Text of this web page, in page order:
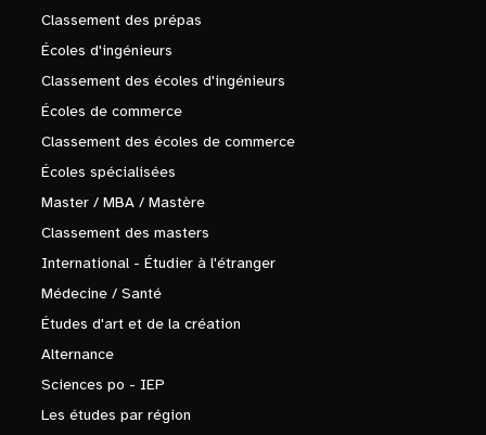
Classement des prépas
Écoles d'ingénieurs
Classement des écoles d'ingénieurs
Écoles de commerce
Classement des écoles de commerce
Écoles spécialisées
Master / MBA / Mastère
Classement des masters
International - Étudier à l'étranger
Médecine / Santé
Études d'art et de la création
Alternance
Sciences po - IEP
Les études par région